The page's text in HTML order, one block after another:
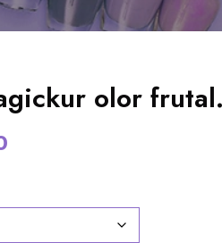
olor frutal.